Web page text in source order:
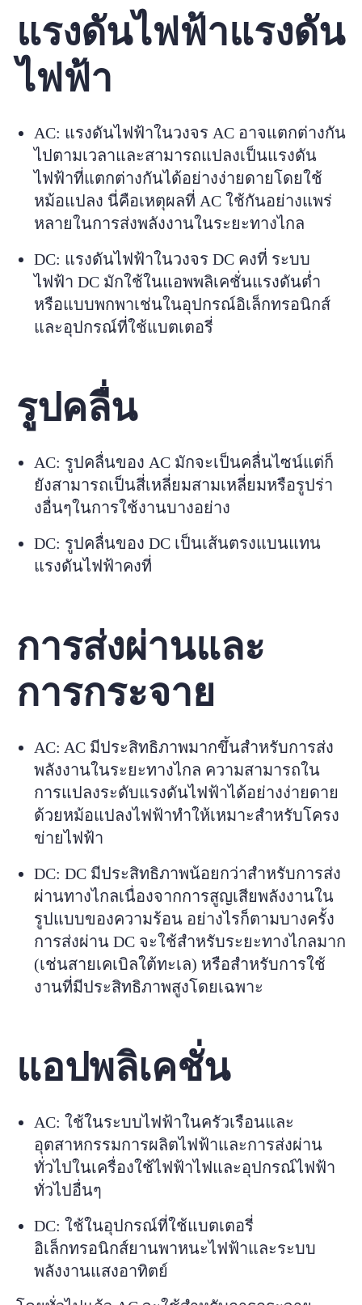
แรงดันไฟฟ้าแรงดัน
ไฟฟ้า
AC: แรงดันไฟฟ้าในวงจร AC อาจแตกต่างกัน
ไปตามเวลาและสามารถแปลงเป็นแรงดัน
ไฟฟ้าที่แตกต่างกันได้อย่างง่ายดายโดยใช้
หม้อแปลง นี่คือเหตุผลที่ AC ใช้กันอย่างแพร่
หลายในการส่งพลังงานในระยะทางไกล
DC: แรงดันไฟฟ้าในวงจร DC คงที่ ระบบ
ไฟฟ้า DC มักใช้ในแอพพลิเคชั่นแรงดันต่ำ
หรือแบบพกพาเช่นในอุปกรณ์อิเล็กทรอนิกส์
และอุปกรณ์ที่ใช้แบตเตอรี่
รูปคลื่น
AC: รูปคลื่นของ AC มักจะเป็นคลื่นไซน์แต่ก็
ยังสามารถเป็นสี่เหลี่ยมสามเหลี่ยมหรือรูปร่า
งอื่นๆในการใช้งานบางอย่าง
DC: รูปคลื่นของ DC เป็นเส้นตรงแบนแทน
แรงดันไฟฟ้าคงที่
การส่งผ่านและ
การกระจาย
AC: AC มีประสิทธิภาพมากขึ้นสำหรับการส่ง
พลังงานในระยะทางไกล ความสามารถใน
การแปลงระดับแรงดันไฟฟ้าได้อย่างง่ายดาย
ด้วยหม้อแปลงไฟฟ้าทำให้เหมาะสำหรับโครง
ข่ายไฟฟ้า
DC: DC มีประสิทธิภาพน้อยกว่าสำหรับการส่ง
ผ่านทางไกลเนื่องจากการสูญเสียพลังงานใน
รูปแบบของความร้อน อย่างไรก็ตามบางครั้ง
การส่งผ่าน DC จะใช้สำหรับระยะทางไกลมาก
(เช่นสายเคเบิลใต้ทะเล) หรือสำหรับการใช้
งานที่มีประสิทธิภาพสูงโดยเฉพาะ
แอปพลิเคชั่น
AC: ใช้ในระบบไฟฟ้าในครัวเรือนและ
อุตสาหกรรมการผลิตไฟฟ้าและการส่งผ่าน
ทั่วไปในเครื่องใช้ไฟฟ้าไฟและอุปกรณ์ไฟฟ้า
ทั่วไปอื่นๆ
DC: ใช้ในอุปกรณ์ที่ใช้แบตเตอรี่
อิเล็กทรอนิกส์ยานพาหนะไฟฟ้าและระบบ
พลังงานแสงอาทิตย์